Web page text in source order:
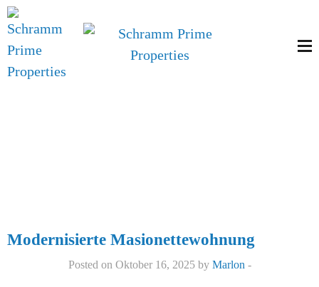
Type:
Exklusive 4-Zimmer-Wohnung
Posted on Oktober 16, 2025 by
Modernisierte Masionettewohnung
Posted on Oktober 16, 2025 by Marlon -